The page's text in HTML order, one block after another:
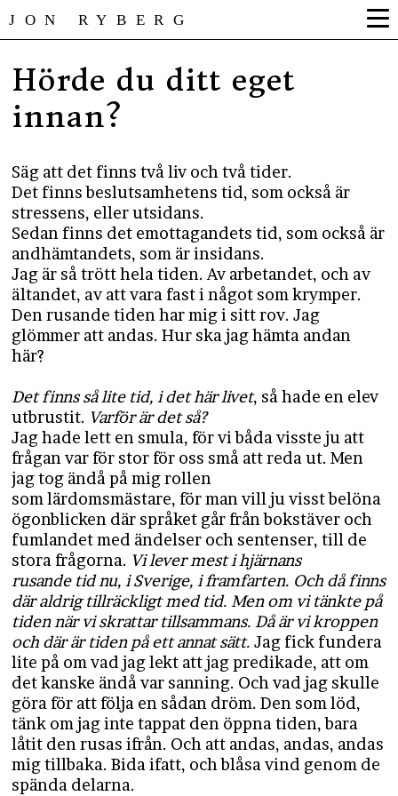
JON RYBERG
Hörde du ditt eget
innan?
Säg att det finns två liv och två tider.
Det finns beslutsamhetens tid, som också är
stressens, eller utsidans.
Sedan finns det emottagandets tid, som också är
andhämtandets, som är insidans.
Jag är så trött hela tiden. Av arbetandet, och av
ältandet, av att vara fast i något som krymper.
Den rusande tiden har mig i sitt rov. Jag
glömmer att andas. Hur ska jag hämta andan
här?
Det finns så lite tid, i det här livet, så hade en elev
utbrustit. Varför är det så?
Jag hade lett en smula, för vi båda visste ju att
frågan var för stor för oss små att reda ut. Men
jag tog ändå på mig rollen
som lärdomsmästare, för man vill ju visst belöna
ögonblicken där språket går från bokstäver och
fumlandet med ändelser och sentenser, till de
stora frågorna. Vi lever mest i hjärnans
rusande tid nu, i Sverige, i framfarten. Och då finns
där aldrig tillräckligt med tid. Men om vi tänkte på
tiden när vi skrattar tillsammans. Då är vi kroppen
och där är tiden på ett annat sätt.Jag fick fundera
lite på om vad jag lekt att jag predikade, att om
det kanske ändå var sanning. Och vad jag skulle
göra för att följa en sådan dröm. Den som löd,
tänk om jag inte tappat den öppna tiden, bara
låtit den rusas ifrån. Och att andas, andas, andas
mig tillbaka. Bida ifatt, och blåsa vind genom de
spända delarna.